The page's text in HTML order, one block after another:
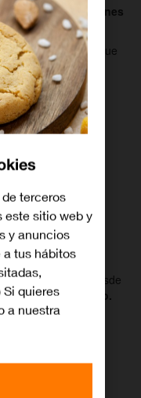
realizando gestiones
y preguntar!
fibra, solo tienes que
WhatsApp
en tu
nos contactes desde
entu contrato.
las
terceros
este sitio web y
y anuncios
tus hábitos
quieres
a nuestra